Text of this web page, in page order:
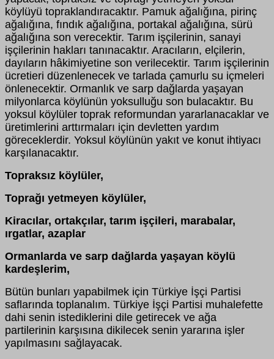
köylüyü topraklandıracaktır. Pamuk ağalığına, pirinç
ağalığına, fındık ağalığına, portakal ağalığına, sürü
ağalığına son verecektir. Tarım işçilerinin, sanayi
işçilerinin hakları tanınacaktır. Aracıların, elçilerin,
dayıların hâkimiyetine son verilecektir. Tarım işçilerinin
ücretieri düzenlenecek ve tarlada çamurlu su içmeleri
önlenecektir. Ormanlık ve sarp dağlarda yaşayan
milyonlarca köylünün yoksulluğu son bulacaktır. Bu
yoksul köylüler toprak reformundan yararlanacaklar ve
üretimlerini arttırmaları için devletten yardım
göreceklerdir. Yoksul köylünün yakıt ve konut ihtiyacı
karşılanacaktır.
Topraksız köylüler,
Toprağı yetmeyen köylüler,
Kiracılar, ortakçılar, tarım işçileri, marabalar,
ırgatlar, azaplar
Ormanlarda ve sarp dağlarda yaşayan köylü
kardeşlerim,
Bütün bunları yapabilmek için Türkiye İşçi Partisi
saflarında toplanalım. Türkiye İşçi Partisi muhalefette
dahi senin istediklerini dile getirecek ve ağa
partilerinin karşısına dikilecek senin yararına işler
yapılmasını sağlayacak.